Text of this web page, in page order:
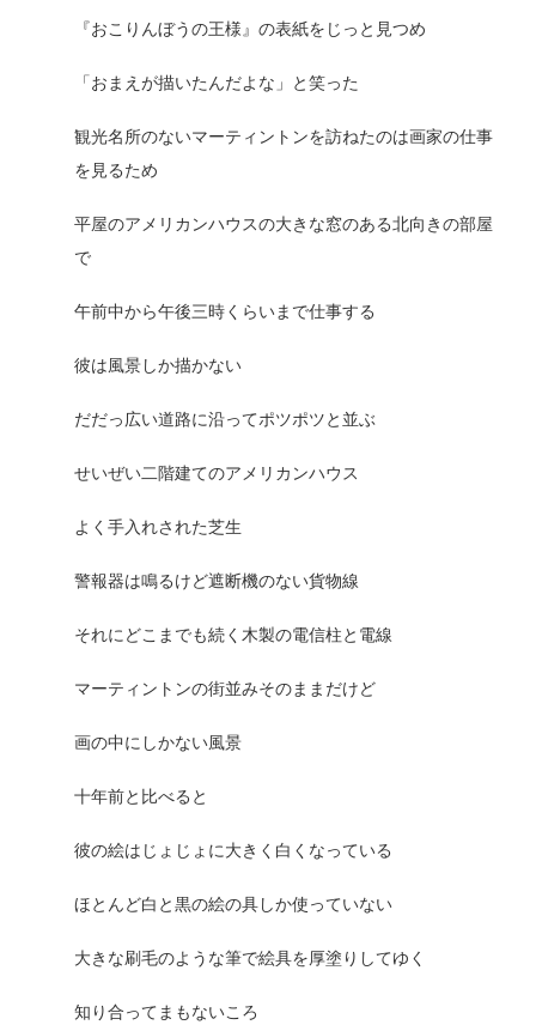
『おこりんぼうの王様』の表紙をじっと見つめ
「おまえが描いたんだよな」と笑った
観光名所のないマーティントンを訪ねたのは画家の仕事
を見るため
平屋のアメリカンハウスの大きな窓のある北向きの部屋
で
午前中から午後三時くらいまで仕事する
彼は風景しか描かない
だだっ広い道路に沿ってポツポツと並ぶ
せいぜい二階建てのアメリカンハウス
よく手入れされた芝生
警報器は鳴るけど遮断機のない貨物線
それにどこまでも続く木製の電信柱と電線
マーティントンの街並みそのままだけど
画の中にしかない風景
十年前と比べると
彼の絵はじょじょに大きく白くなっている
ほとんど白と黒の絵の具しか使っていない
大きな刷毛のような筆で絵具を厚塗りしてゆく
知り合ってまもないころ